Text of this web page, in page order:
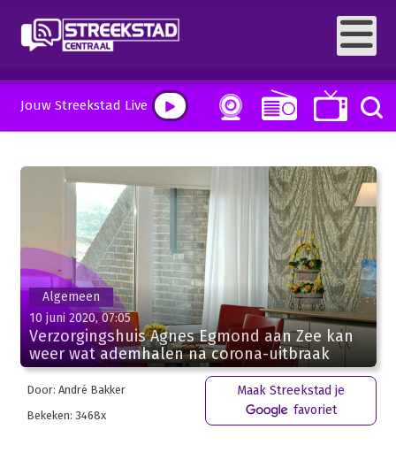
Jouw Streekstad Live
Algemeen
10 juni 2020, 07:05
Verzorgingshuis Agnes Egmond aan Zee kan
weer wat ademhalen na corona-uitbraak
Door: André Bakker
Bekeken: 3468x
Maak Streekstad je
favoriet